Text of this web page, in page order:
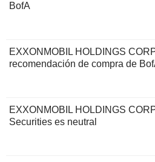
BofA
EXXONMOBIL HOLDINGS
recomendación de compra de
EXXONMOBIL HOLDINGS
Securities es neutral